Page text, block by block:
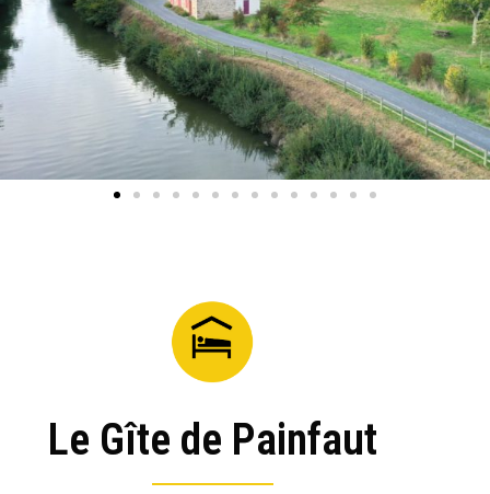
Le Gîte de Painfaut